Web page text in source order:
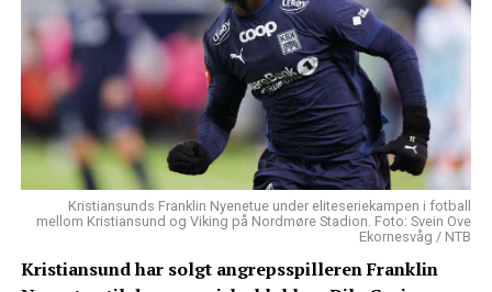
Kristiansunds Franklin Nyenetue under eliteseriekampen i fotball
mellom Kristiansund og Viking på Nordmøre Stadion. Foto: Svein Ove
Ekornesvåg / NTB
Kristiansund har solgt angrepsspilleren Franklin